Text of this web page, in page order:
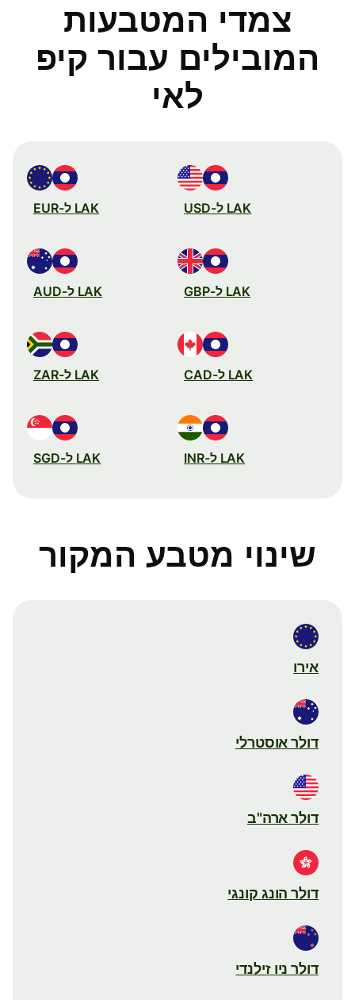
צמדי המטבעות
המובילים עבור קיפ
לאי
LAK ל-USD LAK ל-EUR
LAK ל-GBP LAK ל-AUD
LAK ל-CAD LAK ל-ZAR
LAK ל-INR LAK ל-SGD
שינוי מטבע המקור
אירו
דולר אוסטרלי
דולר ארה"ב
דולר הונג קונגי
דולר ניו זילנדי